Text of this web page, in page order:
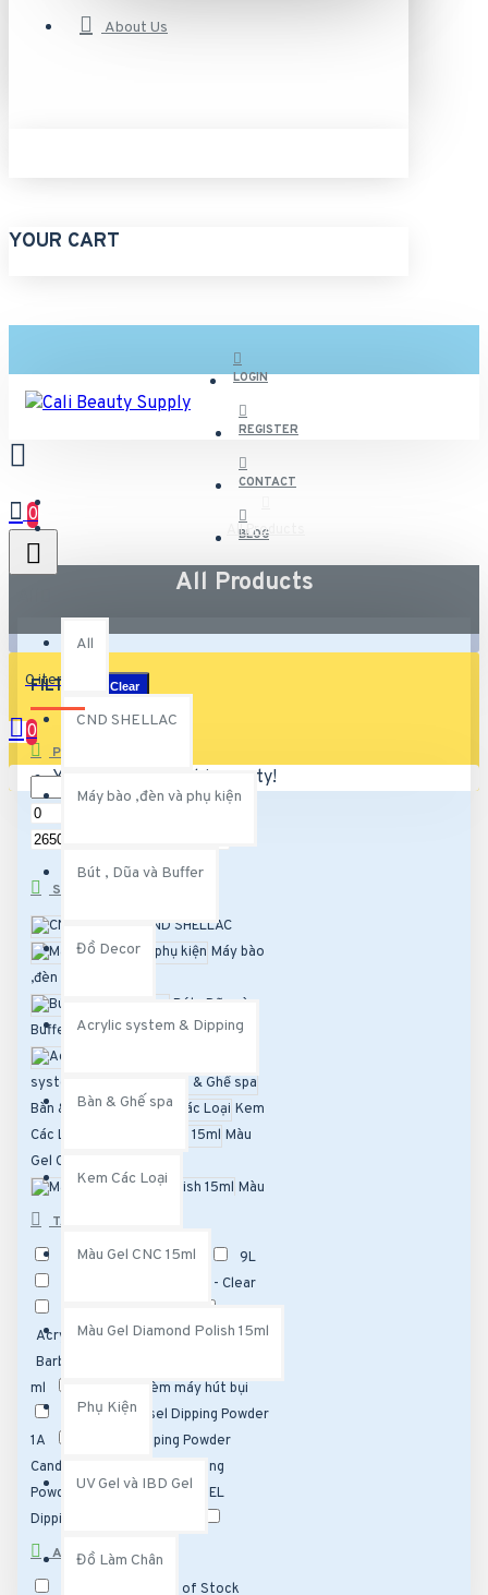
About Us
YOUR CART
LOGIN
REGISTER
CONTACT
BLOG
0
All
CND SHELLAC
Máy bào ,đèn và phụ kiện
Bút , Dũa và Buffer
Đồ Decor
Acrylic system & Dipping
Bàn & Ghế spa
Kem Các Loại
Màu Gel CNC 15ml
Màu Gel Diamond Polish 15ml
Phụ Kiện
UV Gel và IBD Gel
Đồ Làm Chân
0 item(s) - 0.00€
0
Your shopping cart is empty!
All Products
All Products
FILTER Clear
PRICE
SUBCATEGORIES
CND SHELLAC
Máy bào
,đèn và phụ kiện
Bút , Dũa và
Buffer
Đồ Decor
system & Dipping
Bàn & Ghế spa
Kem
Các Loại
Màu
Gel CNC 15ml
Màu
Gel Diamond Polish 15ml
và IBD Gel
Đồ Làm
Chân
TAGS
3ml 8l 9KG
9L
Acrylic Liquid - Clear
Acrylic Liquid Purple 3
Barbicide Desinfektionsmittel 1900
ml
Bàn Đức kèm máy hút bụi
Bột nhúng Chisel Dipping Powder
1A
CHISEL Dipping Powder
Candy 02
CHISEL Dipping
Powder Candy 03
CHISEL
Dipping Powder Candy 04
CHISEL Dipping Powder Candy 05
AVAILABILITY
Out of Stock